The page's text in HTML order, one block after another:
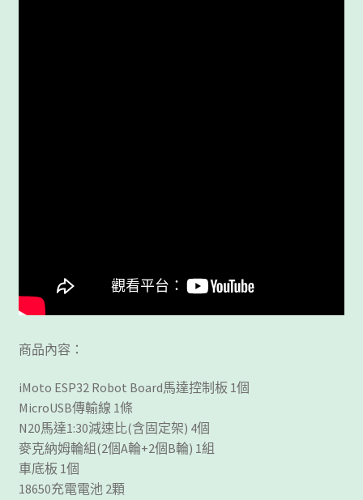
商品內容：
iMoto ESP32 Robot Board馬達控制板 1個
MicroUSB傳輸線 1條
N20馬達1:30減速比(含固定架) 4個
麥克納姆輪組(2個A輪+2個B輪) 1組
車底板 1個
18650充電電池 2顆